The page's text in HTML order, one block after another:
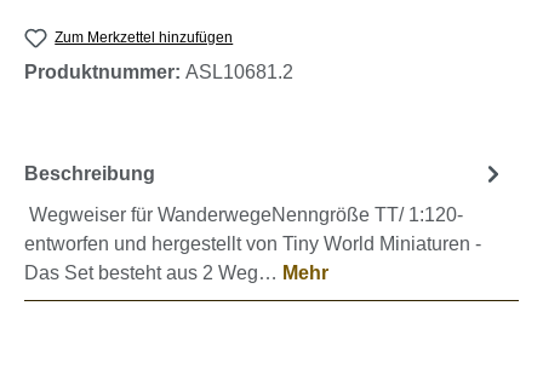
Zum Merkzettel hinzufügen
Produktnummer: ASL10681.2
Beschreibung
Wegweiser für WanderwegeNenngröße TT/ 1:120-
entworfen und hergestellt von Tiny World Miniaturen -
Das Set besteht aus 2 Weg… Mehr